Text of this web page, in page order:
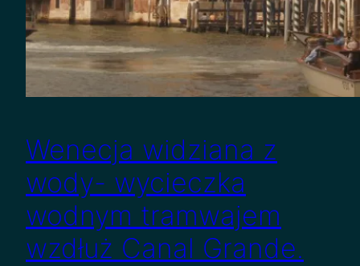
Wenecja widziana z
wody- wycieczka
wodnym tramwajem
wzdłuż Canal Grande.